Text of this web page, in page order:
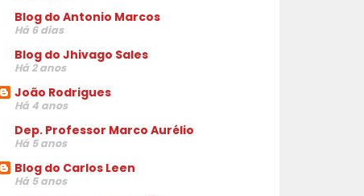
Blog do Antonio Marcos
Há 6 dias
Blog do Jhivago Sales
Há 2 anos
João Rodrigues
Há 4 anos
Dep. Professor Marco Aurélio
Há 5 anos
Blog do Carlos Leen
Há 5 anos